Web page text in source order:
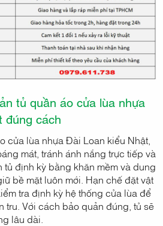
tủ quần áo cửa lùa nhựa
đúng cách
cửa lùa nhựa Đài Loan kiểu Nhật,
mát, tránh ánh nắng trực tiếp và
tủ định kỳ bằng khăn mềm và dung
bề mặt luôn mới. Hạn chế đặt vật
tra định kỳ hệ thống cửa lùa để
tru. Với cách bảo quản đúng, tủ sẽ
lâu dài.